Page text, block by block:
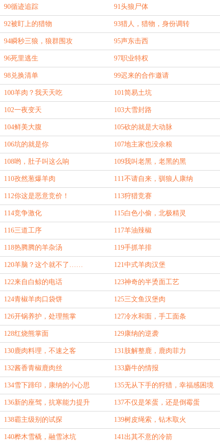
90循迹追踪 91头狼尸体
92被盯上的猎物 93猎人，猎物，身份调转
94瞬秒三狼，狼群围攻 95声东击西
96死里逃生 97职业特权
98兑换清单 99迟来的合作邀请
100羊肉？我天天吃 101简易土坑
102一夜变天 103大雪封路
104鲜美大腹 105砍的就是大动脉
106坑的就是你 107地主家也没余粮
108哟，肚子叫这么响 109我叫老黑，老黑的黑
110孜然葱爆羊肉 111不请自来，驯狼人康纳
112你这是恶意竞价！ 113狩猎竞赛
114竞争激化 115白色小偷，北极精灵
116三道工序 117羊油辣椒
118热腾腾的羊杂汤 119手抓羊排
120羊脑？这个就不了…… 121中式羊肉汉堡
122来自白鲸的电话 123神奇的半烫面工艺
124青椒羊肉口袋饼 125三文鱼汉堡肉
126开锅养护，处理熊掌 127冷水和面，手工面条
128红烧熊掌面 129康纳的逆袭
130鹿肉料理，不速之客 131肢解整鹿，鹿肉菲力
132酱香青椒鹿肉丝 133麝牛的情报
134雪下蹄印，康纳的小心思 135无从下手的狩猎，幸福感困境
136新的座驾，抗寒能力提升 137不仅是笨蛋，还是倒霉蛋
138霸主级别的试探 139树皮绳索，钻木取火
140桦木雪橇，融雪冰坑 141出其不意的冷箭